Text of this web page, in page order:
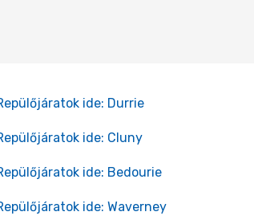
ide: Durrie
ide: Cluny
ide: Bedourie
ide: Waverney